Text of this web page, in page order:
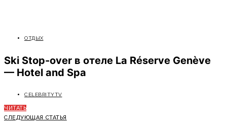
ОТДЫХ
Ski Stop-over в отеле La Réserve Genève
— Hotel and Spa
CELEBRITYTV
ЧИТАТЬ
СЛЕДУЮЩАЯ СТАТЬЯ